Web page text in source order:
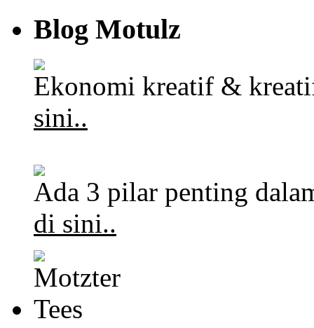
Blog Motulz
Ekonomi kreatif &
sini..
Ada 3 pilar penting
di sini..